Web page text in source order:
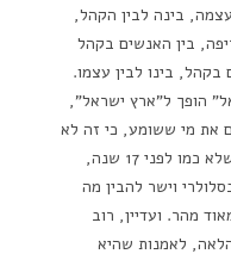
בינה לבין הקהל,
בין האנשים בקהל
בינו לבין עצמו.
הופך ל"ארץ ישראל",
את מי ששומע, כי זה לא
כמו שצריך. אני מראה לעידית, שהיום שלא כמו לפני 17 שנה,
וישר להבין מה
מהר. ועדיין, רוב
לאמנות שהיא